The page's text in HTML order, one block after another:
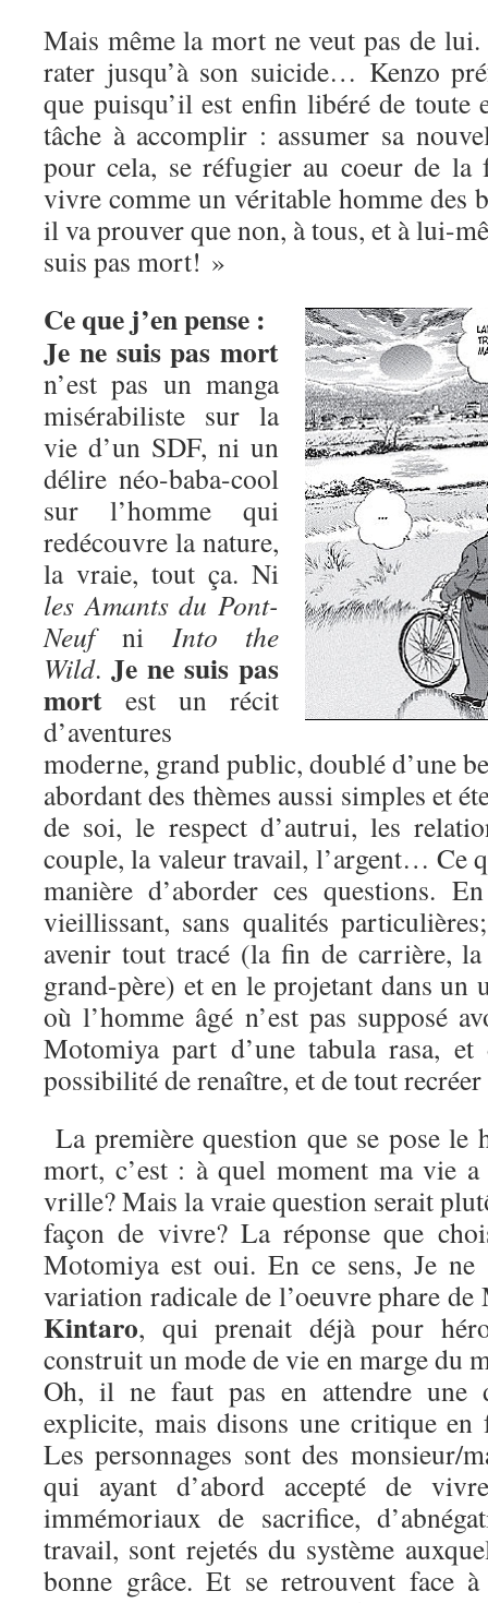
Mais même la mort ne veut pas de
rater jusqu’à son suicide… Kenzo
que puisqu’il est enfin libéré de toute
tâche à accomplir : assumer sa
pour cela, se réfugier au coeur de la
vivre comme un véritable homme des
il va prouver que non, à tous, et à lui-
suis pas mort! »
Ce que j’en pense :
Je ne suis pas mort
n’est pas un manga
misérabiliste sur la
vie d’un SDF, ni un
délire néo-baba-cool
sur l’homme qui
redécouvre la nature,
la vraie, tout ça. Ni
les Amants du Pont-
Neufni Into the
Wild. Je ne suis pas
mort est un récit
d’aventures
moderne, grand public, doublé d’une
abordant des thèmes aussi simples et
de soi, le respect d’autrui, les
couple, la valeur travail, l’argent… Ce
manière d’aborder ces questions.
vieillissant, sans qualités
avenir tout tracé (la fin de carrière,
grand-père) et en le projetant dans
où l’homme âgé n’est pas supposé
Motomiya part d’une tabula rasa,
possibilité de renaître, et de tout
La première question que se pose le
mort, c’est : à quel moment ma vie
vrille? Mais la vraie question serait
façon de vivre? La réponse que
Motomiya est oui. En ce sens, Je
variation radicale de l’oeuvre phare
Kintaro, qui prenait déjà pour
construit un mode de vie en marge du
Oh, il ne faut pas en attendre une
explicite, mais disons une critique
Les personnages sont des monsieur/
qui ayant d’abord accepté de
immémoriaux de sacrifice,
travail, sont rejetés du système
bonne grâce. Et se retrouvent face